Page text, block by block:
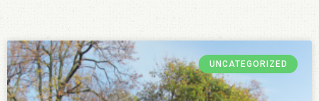
UNCATEGORIZED